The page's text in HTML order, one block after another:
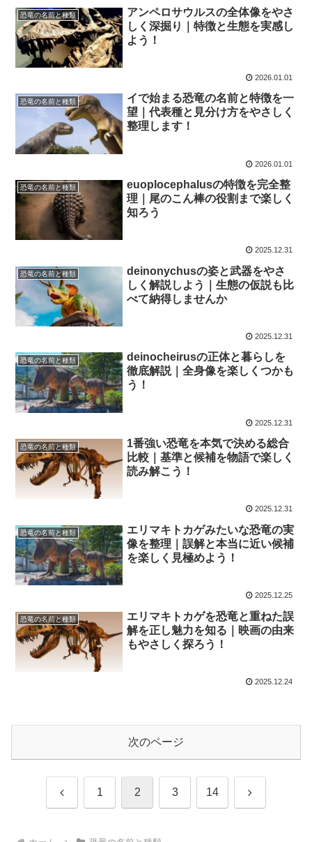
恐竜の名前と種類
アンペロサウルスの全体像をやさ
しく深掘り｜特徴と生態を実感し
よう！
2026.01.01
恐竜の名前と種類
イで始まる恐竜の名前と特徴を一
望｜代表種と見分け方をやさしく
整理します！
2026.01.01
恐竜の名前と種類
euoplocephalusの特徴を完全整
理｜尾のこん棒の役割まで楽しく
知ろう
2025.12.31
恐竜の名前と種類
deinonychusの姿と武器をやさ
しく解説しよう｜生態の仮説も比
べて納得しませんか
2025.12.31
恐竜の名前と種類
deinocheirusの正体と暮らしを
徹底解説｜全身像を楽しくつかも
う！
2025.12.31
恐竜の名前と種類
1番強い恐竜を本気で決める総合
比較｜基準と候補を物語で楽しく
読み解こう！
2025.12.31
恐竜の名前と種類
エリマキトカゲみたいな恐竜の実
像を整理｜誤解と本当に近い候補
を楽しく見極めよう！
2025.12.25
恐竜の名前と種類
エリマキトカゲを恐竜と重ねた誤
解を正し魅力を知る｜映画の由来
もやさしく探ろう！
2025.12.24
次のページ
前 1 2 3 14 次